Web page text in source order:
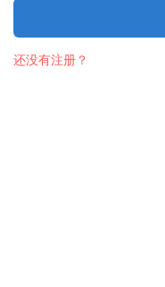
还没有注册？